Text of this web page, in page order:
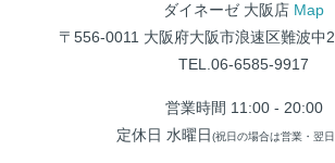
ダイネーゼ 大阪店 Map
〒556-0011 大阪府大阪市浪速区難波中
TEL.06-6585-9917
営業時間 11:00 - 20:00
定休日 水曜日(祝日の場合は営業・翌